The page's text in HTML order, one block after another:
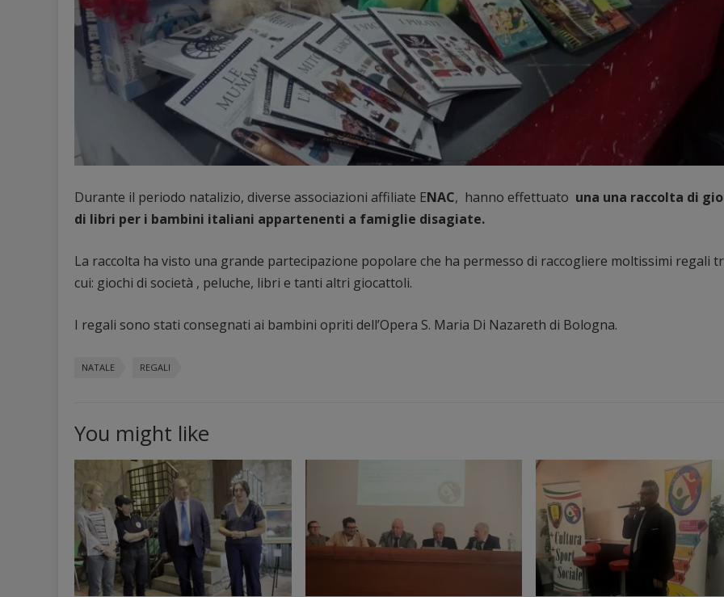
Durante il periodo natalizio, diverse associazioni affiliate ENAC, hanno effettuato una una raccolta di
di libri per i bambini italiani appartenenti a famiglie disagiate.
La raccolta ha visto una grande partecipazione popolare che ha permesso di raccogliere moltissimi regali
cui: giochi di società , peluche, libri e tanti altri giocattoli.
I regali sono stati consegnati ai bambini opriti dell’Opera S. Maria Di Nazareth di Bologna.
NATALE REGALI
You might like